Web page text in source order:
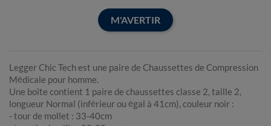
M'AVERTIR
Legger Chic Tech est une paire de Chaussettes de Compression
Médicale pour homme.
Une boîte contient 1 paire de chaussettes classe 2, taille 2,
longueur Normal (inférieur ou égal à 41cm), couleur noir :
- tour de mollet : 33-40cm